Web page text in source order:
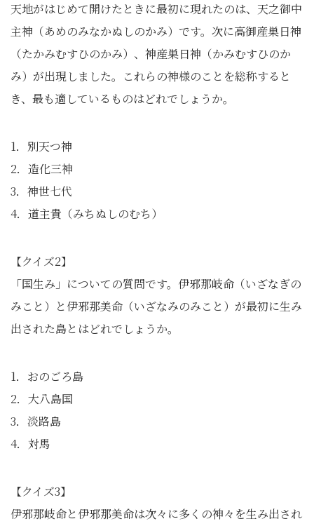
天地がはじめて開けたときに最初に現れたのは、天之御中
主神（あめのみなかぬしのかみ）です。次に高御産巣日神
（たかみむすひのかみ）、神産巣日神（かみむすひのか
み）が出現しました。これらの神様のことを総称すると
き、最も適しているものはどれでしょうか。
1．別天つ神
2．造化三神
3．神世七代
4．道主貴（みちぬしのむち）
【クイズ2】
「国生み」についての質問です。伊邪那岐命（いざなぎの
みこと）と伊邪那美命（いざなみのみこと）が最初に生み
出された島とはどれでしょうか。
1．おのごろ島
2．大八島国
3．淡路島
4．対馬
【クイズ3】
伊邪那岐命と伊邪那美命は次々に多くの神々を生み出され